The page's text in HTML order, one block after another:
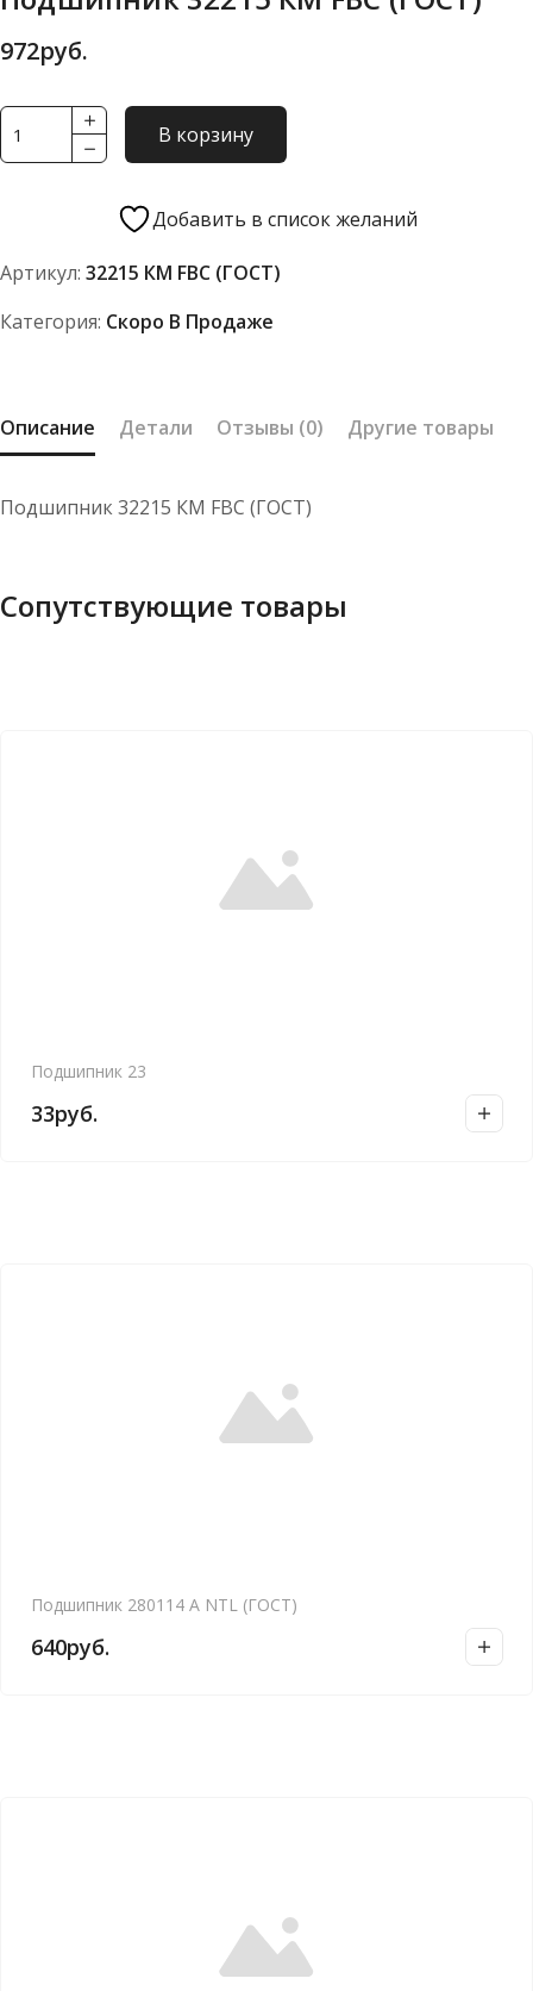
972руб.
Количество
товара
FBC
В корзину
Добавить в список желаний
Артикул: 32215 КМ FBC (ГОСТ)
Категория: Скоро В Продаже
Описание Детали Отзывы (0) Другие товары
Подшипник 32215 КМ FBC (ГОСТ)
Сопутствующие товары
Подшипник 23
33руб.
Подшипник 280114 А NTL (ГОСТ)
640руб.